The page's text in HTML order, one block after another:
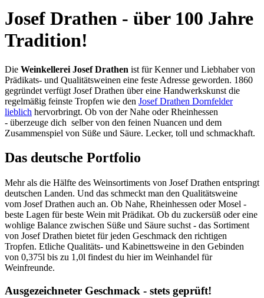
Josef Drathen - über 100 Jahre
Tradition!
Die Weinkellerei Josef Drathen ist für Kenner und Liebhaber von
Prädikats- und Qualitätsweinen eine feste Adresse geworden. 1860
gegründet verfügt Josef Drathen über eine Handwerkskunst die
regelmäßig feinste Tropfen wie den Josef Drathen Dornfelder
lieblich hervorbringt. Ob von der Nahe oder Rheinhessen
- überzeuge dich selber von den feinen Nuancen und dem
Zusammenspiel von Süße und Säure. Lecker, toll und schmackhaft.
Das deutsche Portfolio
Mehr als die Hälfte des Weinsortiments von Josef Drathen entspringt
deutschen Landen. Und das schmeckt man den Qualitätsweine
vom Josef Drathen auch an. Ob Nahe, Rheinhessen oder Mosel -
beste Lagen für beste Wein mit Prädikat. Ob du zuckersüß oder eine
wohlige Balance zwischen Süße und Säure suchst - das Sortiment
von Josef Drathen bietet für jeden Geschmack den richtigen
Tropfen. Etliche Qualitäts- und Kabinettsweine in den Gebinden
von 0,375l bis zu 1,0l findest du hier im Weinhandel für
Weinfreunde.
Ausgezeichneter Geschmack - stets geprüft!